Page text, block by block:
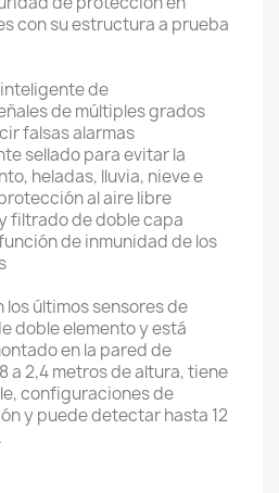
con su estructura a prueba
de
de múltiples grados
falsas alarmas
sellado para evitar la
heladas, lluvia, nieve e
al aire libre
filtrado de doble capa
de inmunidad de los
los últimos sensores de
doble elemento y está
en la pared de
a 2,4 metros de altura, tiene
configuraciones de
y puede detectar hasta 12